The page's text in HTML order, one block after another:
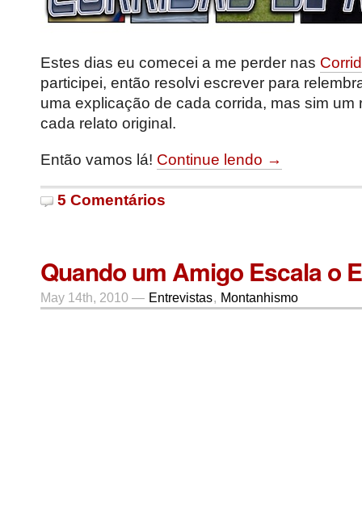
Estes dias eu comecei a me perder nas
participei, então resolvi escrever para
uma explicação de cada corrida, mas sim um
cada relato original.
Então vamos lá! Continue lendo →
5 Comentários
Quando um Amigo Escala o
May 14th, 2010 — Entrevistas, Montanhismo